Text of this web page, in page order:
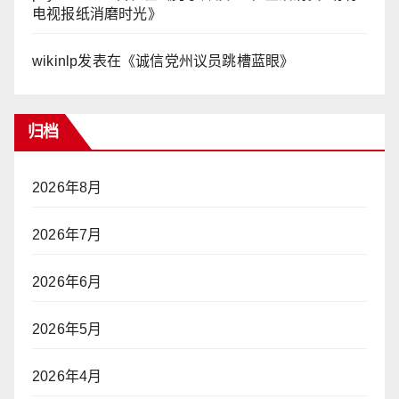
电视报纸消磨时光》
wikinlp发表在《诚信党州议员跳槽蓝眼》
归档
2026年8月
2026年7月
2026年6月
2026年5月
2026年4月